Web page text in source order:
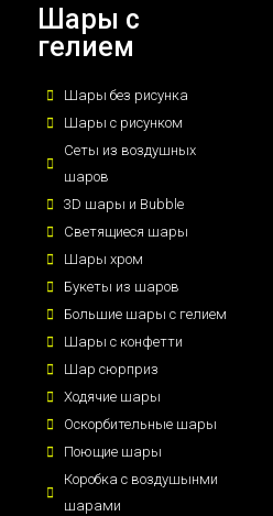
Шары с
гелием
Шары без рисунка
Шары с рисунком
Сеты из воздушных
шаров
3D шары и Bubble
Светящиеся шары
Шары хром
Букеты из шаров
Большие шары с гелием
Шары с конфетти
Шар сюрприз
Ходячие шары
Оскорбительные шары
Поющие шары
Коробка с воздушынми
шарами